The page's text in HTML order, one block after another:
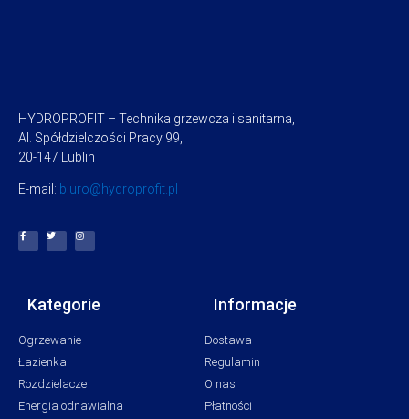
HYDROPROFIT – Technika grzewcza i sanitarna,
Al. Spółdzielczości Pracy 99,
20-147 Lublin
E-mail: biuro@hydroprofit.pl
Kategorie
Ogrzewanie
Łazienka
Rozdzielacze
Energia odnawialna
Informacje
Dostawa
Regulamin
O nas
Płatności